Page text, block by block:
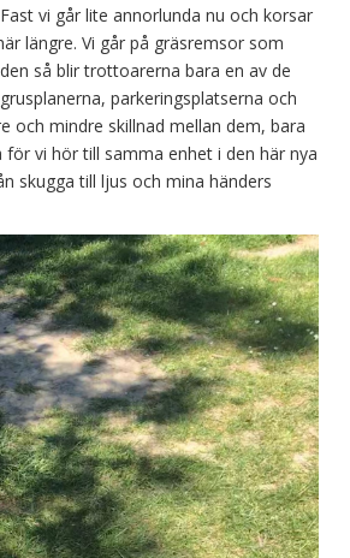
vi går lite annorlunda nu och korsar
längre. Vi går på gräsremsor som
så blir trottoarerna bara en av de
parkeringsplatserna och
och mindre skillnad mellan dem, bara
vi hör till samma enhet i den här nya
skugga till ljus och mina händers